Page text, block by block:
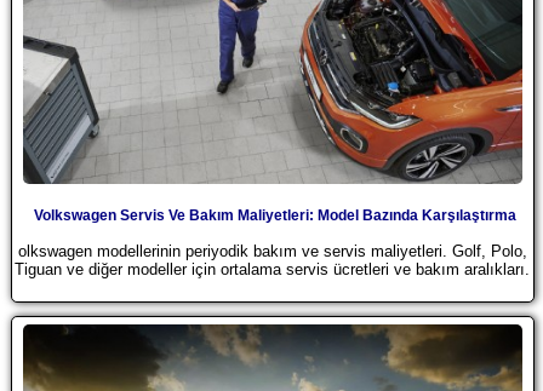
Volkswagen Servis Ve Bakım Maliyetleri: Model Bazında Karşılaştırma
olkswagen modellerinin periyodik bakım ve servis maliyetleri. Golf, Polo,
Tiguan ve diğer modeller için ortalama servis ücretleri ve bakım aralıkları.